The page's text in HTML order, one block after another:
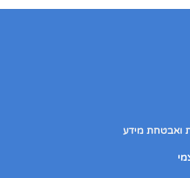
⁦₪ 159.99⁩
⁦₪ 159.99⁩
ואבטחת מידע